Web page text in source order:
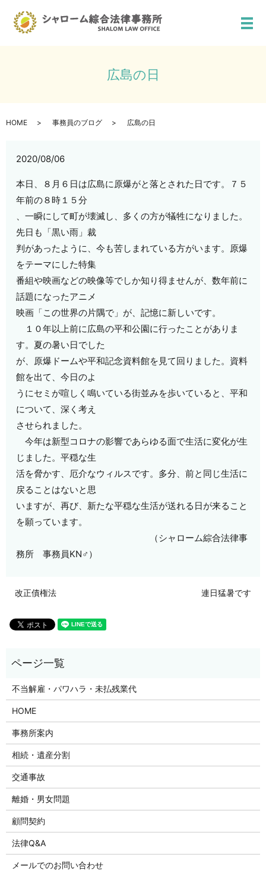
メ
広島の日
HOME 事務員のブログ 広島の日
2020/08/06
本日、８月６日は広島に原爆がと落とされた日です。７５
年前の８時１５分
、一瞬にして町が壊滅し、多くの方が犠牲になりました。
先日も「黒い雨」裁
判があったように、今も苦しまれている方がいます。原爆
をテーマにした特集
番組や映画などの映像等でしか知り得ませんが、数年前に
話題になったアニメ
映画「この世界の片隅で」が、記憶に新しいです。
１０年以上前に広島の平和公園に行ったことがありま
す。夏の暑い日でした
が、原爆ドームや平和記念資料館を見て回りました。資料
館を出て、今日のよ
うにセミが喧しく鳴いている街並みを歩いていると、平和
について、深く考え
させられました。
今年は新型コロナの影響であらゆる面で生活に変化が生
じました。平穏な生
活を脅かす、厄介なウィルスです。多分、前と同じ生活に
戻ることはないと思
いますが、再び、新たな平穏な生活が送れる日が来ること
を願っています。
（シャローム綜合法律事
務所 事務員KN♂）
改正債権法 連日猛暑です
不当解雇・パワハラ・未払残業代
HOME
事務所案内
相続・遺産分割
交通事故
離婚・男女問題
顧問契約
法律Q&A
メールでのお問い合わせ